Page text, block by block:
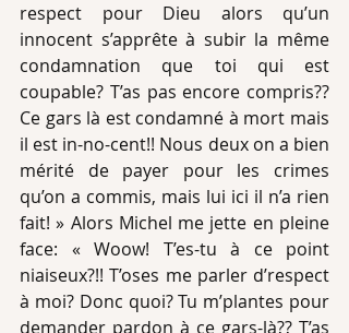
respect pour Dieu alors qu’un
innocent s’apprête à subir la même
condamnation que toi qui est
coupable? T’as pas encore compris??
Ce gars là est condamné à mort mais
il est in-no-cent!! Nous deux on a bien
mérité de payer pour les crimes
qu’on a commis, mais lui ici il n’a rien
fait! » Alors Michel me jette en pleine
face: « Woow! T’es-tu à ce point
niaiseux?!! T’oses me parler d’respect
à moi? Donc quoi? Tu m’plantes pour
demander pardon à ce gars-là?? T’as